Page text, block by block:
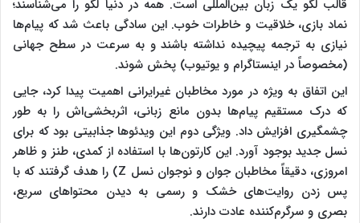
قالب لگو یک زبان بین‌المللی است. همه در دنیا لگو را می‌شناسند؛
نماد بازی، خلاقیت و خاطرات خوب. این سادگی باعث شد که پیام‌ها
نیازی به ترجمه پیچیده نداشته باشند و به سرعت در سطح جهانی
(مخصوصاً در اینستاگرام و یوتیوب) پخش شوند.
این اتفاق به ویژه در مورد مخاطبان غیرایرانی اهمیت پیدا کرد، جایی
که درک مستقیم پیام‌ها بدون مانع زبانی، اثربخشی‌اش را به طور
چشمگیری افزایش داد. ویژگی دوم این ویدئوها جذابیتی بود که برای
نسل جدید بوجود آورد. این کارتون‌ها با استفاده از کمدی، طنز و ظاهر
امروزی، دقیقاً مخاطبان جوان و نوجوان نسل Z) را هدف گرفتند که با
پس زدن روایت‌های خشک و رسمی به دیدن محتواهای سریع،
بصری و سرگرم‌کننده عادت دارند.